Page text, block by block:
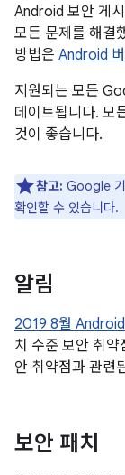
Android 보안 게
모든 문제를 해결
방법은 Android
지원되는 모든
데이트됩니다. 모
것이 좋습니다.
참고: Google
확인할 수 있습니다.
알림
2019 8월
치 수준 보안 취
안 취약점과 관련
보안 패치